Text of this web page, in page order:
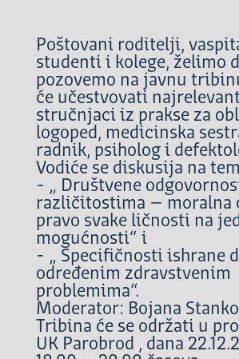
Poštovani roditelji,
studenti i kolege, želimo
pozovemo na javnu
će učestvovati
stručnjaci iz prakse za
logoped, medicinska
radnik, psiholog i
Vodiće se diskusija na
- „ Društvene
različitostima – moralna
pravo svake ličnosti na
mogućnosti“ i
- „ Specifičnosti ishrane
određenim zdravstvenim
problemima“.
Moderator: Bojana
Tribina će se održati u
UK Parobrod , dana